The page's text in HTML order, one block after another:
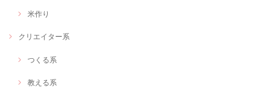
米作り
クリエイター系
つくる系
教える系